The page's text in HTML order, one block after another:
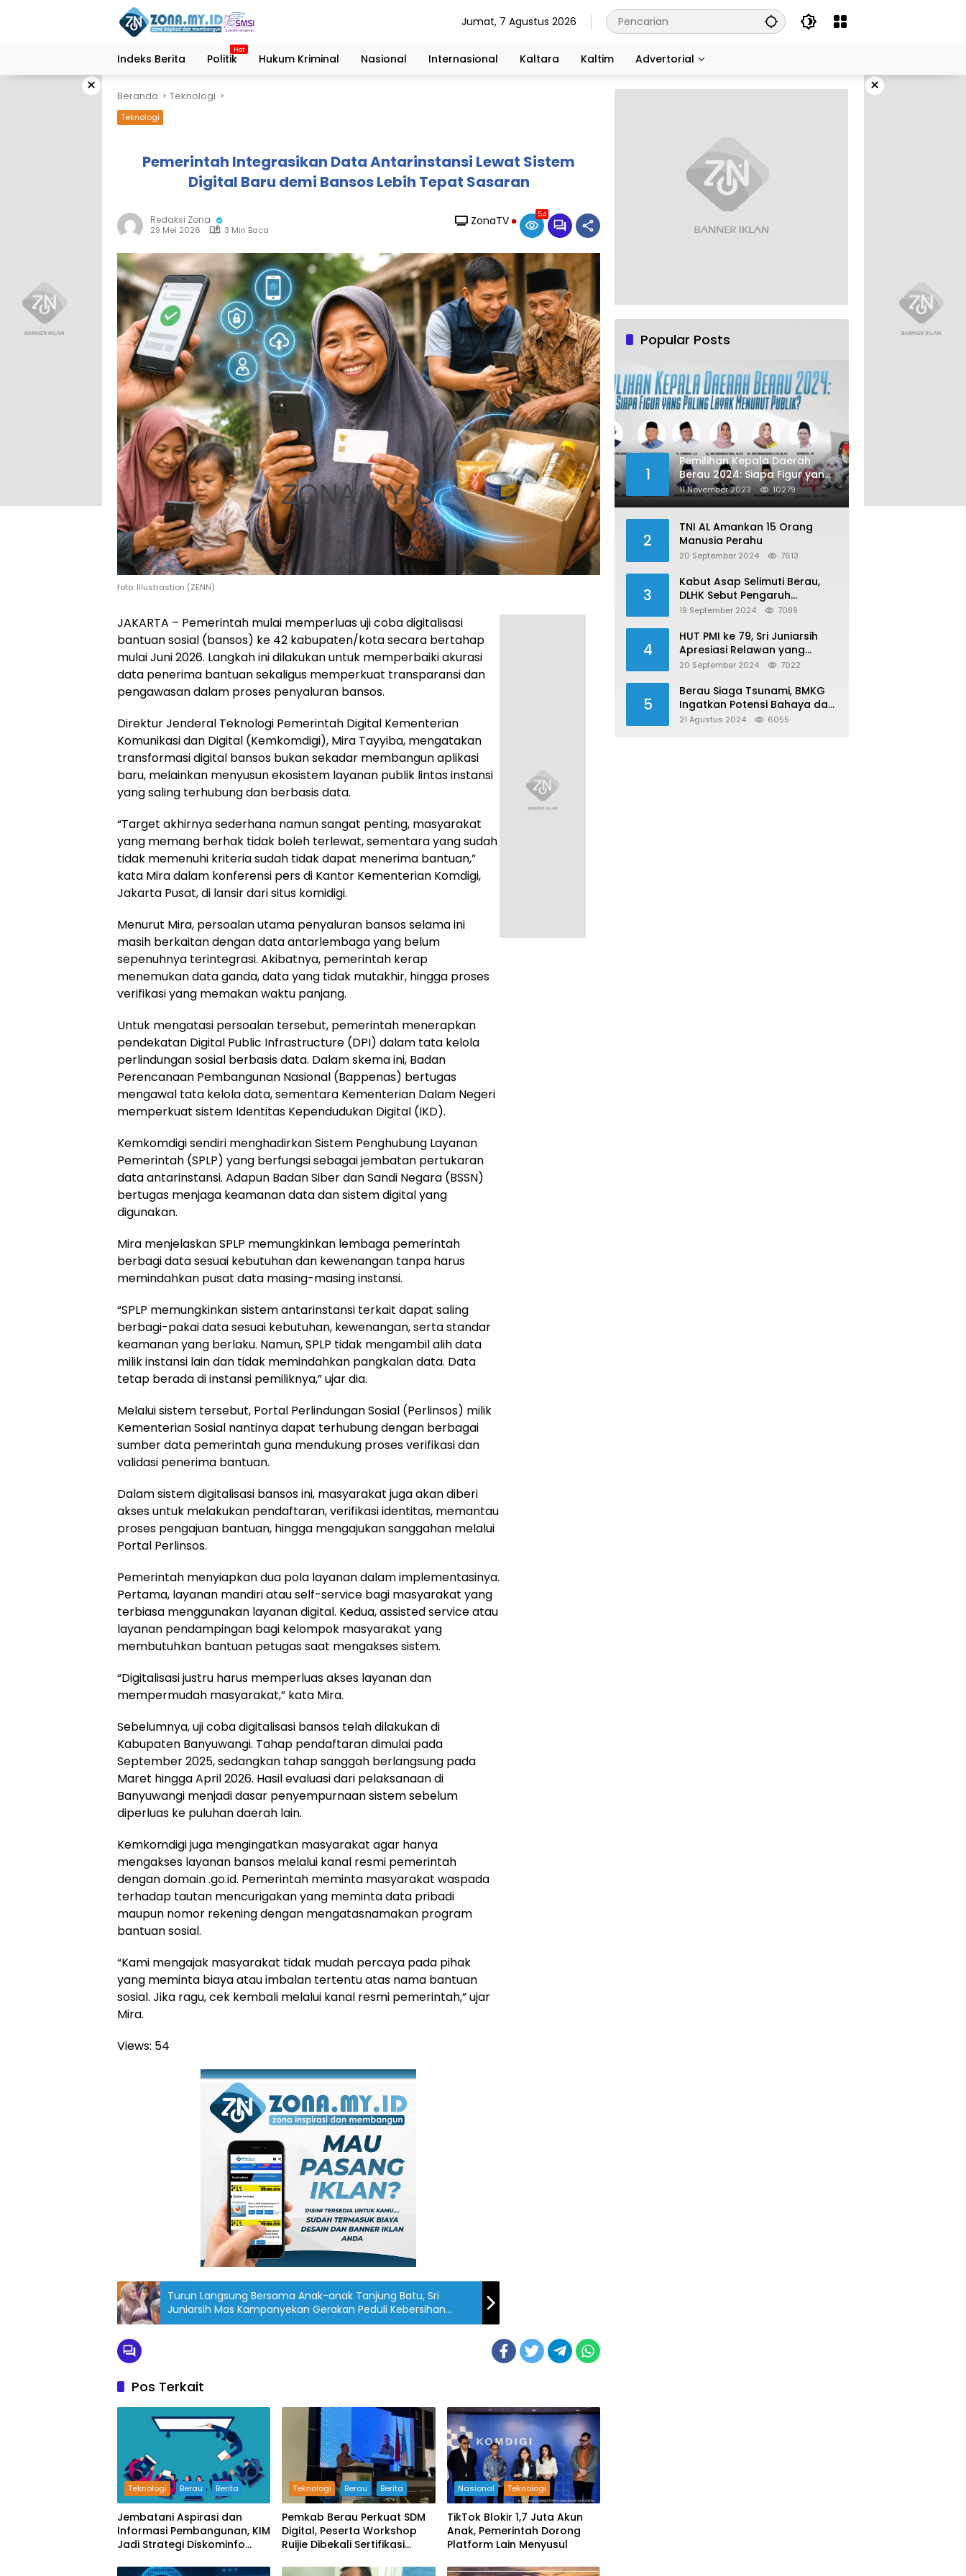
Jumat, 7 Agustus 2026
Indeks Berita Politik Hukum Kriminal Nasional Internasional Kaltara Kaltim Advertorial
× ×
Beranda Teknologi
Teknologi
Pemerintah Integrasikan Data Antarinstansi Lewat Sistem
Digital Baru demi Bansos Lebih Tepat Sasaran
Redaksi Zona
29 Mei 2026 3 Min Baca
ZonaTV 54
foto: Illustrastion (ZENN)
JAKARTA – Pemerintah mulai memperluas uji coba digitalisasi
bantuan sosial (bansos) ke 42 kabupaten/kota secara bertahap
mulai Juni 2026. Langkah ini dilakukan untuk memperbaiki akurasi
data penerima bantuan sekaligus memperkuat transparansi dan
pengawasan dalam proses penyaluran bansos.
Direktur Jenderal Teknologi Pemerintah Digital Kementerian
Komunikasi dan Digital (Kemkomdigi), Mira Tayyiba, mengatakan
transformasi digital bansos bukan sekadar membangun aplikasi
baru, melainkan menyusun ekosistem layanan publik lintas instansi
yang saling terhubung dan berbasis data.
“Target akhirnya sederhana namun sangat penting, masyarakat
yang memang berhak tidak boleh terlewat, sementara yang sudah
tidak memenuhi kriteria sudah tidak dapat menerima bantuan,”
kata Mira dalam konferensi pers di Kantor Kementerian Komdigi,
Jakarta Pusat, di lansir dari situs komidigi.
Menurut Mira, persoalan utama penyaluran bansos selama ini
masih berkaitan dengan data antarlembaga yang belum
sepenuhnya terintegrasi. Akibatnya, pemerintah kerap
menemukan data ganda, data yang tidak mutakhir, hingga proses
verifikasi yang memakan waktu panjang.
Untuk mengatasi persoalan tersebut, pemerintah menerapkan
pendekatan Digital Public Infrastructure (DPI) dalam tata kelola
perlindungan sosial berbasis data. Dalam skema ini, Badan
Perencanaan Pembangunan Nasional (Bappenas) bertugas
mengawal tata kelola data, sementara Kementerian Dalam Negeri
memperkuat sistem Identitas Kependudukan Digital (IKD).
Kemkomdigi sendiri menghadirkan Sistem Penghubung Layanan
Pemerintah (SPLP) yang berfungsi sebagai jembatan pertukaran
data antarinstansi. Adapun Badan Siber dan Sandi Negara (BSSN)
bertugas menjaga keamanan data dan sistem digital yang
digunakan.
Mira menjelaskan SPLP memungkinkan lembaga pemerintah
berbagi data sesuai kebutuhan dan kewenangan tanpa harus
memindahkan pusat data masing-masing instansi.
“SPLP memungkinkan sistem antarinstansi terkait dapat saling
berbagi-pakai data sesuai kebutuhan, kewenangan, serta standar
keamanan yang berlaku. Namun, SPLP tidak mengambil alih data
milik instansi lain dan tidak memindahkan pangkalan data. Data
tetap berada di instansi pemiliknya,” ujar dia.
Melalui sistem tersebut, Portal Perlindungan Sosial (Perlinsos) milik
Kementerian Sosial nantinya dapat terhubung dengan berbagai
sumber data pemerintah guna mendukung proses verifikasi dan
validasi penerima bantuan.
Dalam sistem digitalisasi bansos ini, masyarakat juga akan diberi
akses untuk melakukan pendaftaran, verifikasi identitas, memantau
proses pengajuan bantuan, hingga mengajukan sanggahan melalui
Portal Perlinsos.
Pemerintah menyiapkan dua pola layanan dalam implementasinya.
Pertama, layanan mandiri atau self-service bagi masyarakat yang
terbiasa menggunakan layanan digital. Kedua, assisted service atau
layanan pendampingan bagi kelompok masyarakat yang
membutuhkan bantuan petugas saat mengakses sistem.
“Digitalisasi justru harus memperluas akses layanan dan
mempermudah masyarakat,” kata Mira.
Sebelumnya, uji coba digitalisasi bansos telah dilakukan di
Kabupaten Banyuwangi. Tahap pendaftaran dimulai pada
September 2025, sedangkan tahap sanggah berlangsung pada
Maret hingga April 2026. Hasil evaluasi dari pelaksanaan di
Banyuwangi menjadi dasar penyempurnaan sistem sebelum
diperluas ke puluhan daerah lain.
Kemkomdigi juga mengingatkan masyarakat agar hanya
mengakses layanan bansos melalui kanal resmi pemerintah
dengan domain .go.id. Pemerintah meminta masyarakat waspada
terhadap tautan mencurigakan yang meminta data pribadi
maupun nomor rekening dengan mengatasnamakan program
bantuan sosial.
“Kami mengajak masyarakat tidak mudah percaya pada pihak
yang meminta biaya atau imbalan tertentu atas nama bantuan
sosial. Jika ragu, cek kembali melalui kanal resmi pemerintah,” ujar
Mira.
Views: 54
Turun Langsung Bersama Anak-anak Tanjung Batu, Sri
Juniarsih Mas Kampanyekan Gerakan Peduli Kebersihan
Lingkungan
Pos Terkait
Teknologi Berau Berita
Jembatani Aspirasi dan
Informasi Pembangunan, KIM
Jadi Strategi Diskominfo
Digital Masyarakat Kampung
Teknologi Berau Berita
Pemkab Berau Perkuat SDM
Digital, Peserta Workshop
Ruijie Dibekali Sertifikasi
Nasional Teknologi
TikTok Blokir 1,7 Juta Akun
Anak, Pemerintah Dorong
Platform Lain Menyusul
Popular Posts
1
Pemilihan Kepala Daerah
Berau 2024: Siapa Figur yang
Paling Layak Menurut Publik?
11 November 2023 10279
2
TNI AL Amankan 15 Orang
Manusia Perahu
20 September 2024 7613
3
Kabut Asap Selimuti Berau,
DLHK Sebut Pengaruh
Karhutla
19 September 2024 7089
4
HUT PMI ke 79, Sri Juniarsih
Apresiasi Relawan yang
Konsisten Donor Darah
20 September 2024 7022
5
Berau Siaga Tsunami, BMKG
Ingatkan Potensi Bahaya dari
Megathrust Utara Sulawesi
21 Agustus 2024 6055